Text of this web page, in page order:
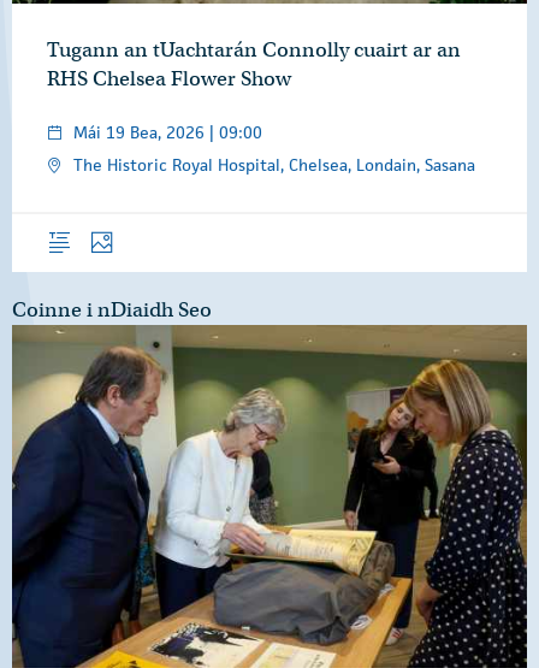
Tugann an tUachtarán Connolly cuairt ar an
RHS Chelsea Flower Show
Mái 19 Bea, 2026 | 09:00
The Historic Royal Hospital, Chelsea, Londain, Sasana
ForléargasGrianghraif
Coinne i nDiaidh Seo